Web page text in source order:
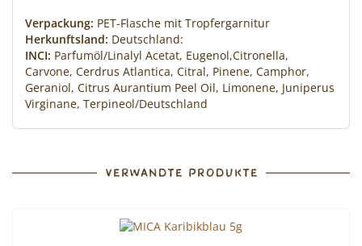
Verpackung: PET-Flasche mit Tropfergarnitur
Herkunftsland: Deutschland:
INCI: Parfumöl/Linalyl Acetat, Eugenol,Citronella,
Carvone, Cerdrus Atlantica, Citral, Pinene, Camphor,
Geraniol, Citrus Aurantium Peel Oil, Limonene, Juniperus
Virginane, Terpineol/Deutschland
VERWANDTE PRODUKTE